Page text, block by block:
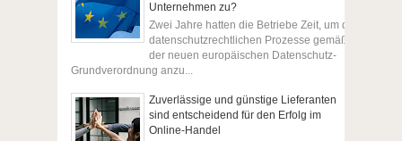
Unternehmen zu?
Zwei Jahre hatten die Betriebe Zeit, um die
datenschutzrechtlichen Prozesse gemäß
der neuen europäischen Datenschutz-
Grundverordnung anzu...
Zuverlässige und günstige Lieferanten
sind entscheidend für den Erfolg im
Online-Handel